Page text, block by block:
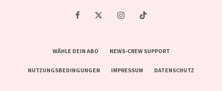
WÄHLE DEIN ABO NEWS-CREW SUPPORT
NUTZUNGSBEDINGUNGEN IMPRESSUM DATENSCHUTZ